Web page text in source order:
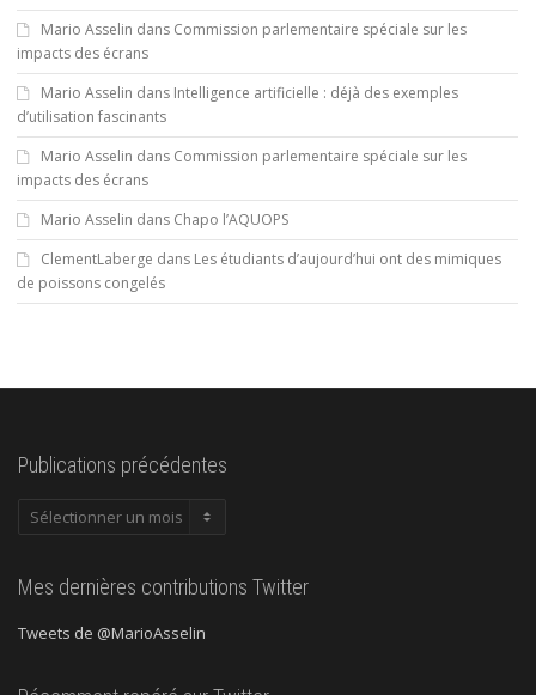
Mario Asselin dans Commission parlementaire spéciale sur les
impacts des écrans
Mario Asselin dans Intelligence artificielle : déjà des exemples
d’utilisation fascinants
Mario Asselin dans Commission parlementaire spéciale sur les
impacts des écrans
Mario Asselin dans Chapo l’AQUOPS
ClementLaberge dans Les étudiants d’aujourd’hui ont des mimiques
de poissons congelés
Publications précédentes
Publications
Mes dernières contributions Twitter
Tweets de @MarioAsselin